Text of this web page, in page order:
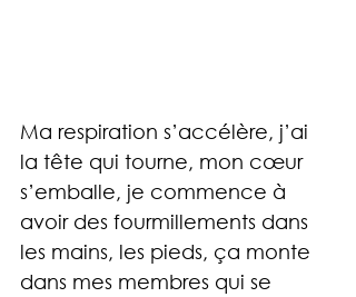
Ma respiration s’accélère, j’ai
la tête qui tourne, mon cœur
s’emballe, je commence à
avoir des fourmillements dans
les mains, les pieds, ça monte
dans mes membres qui se